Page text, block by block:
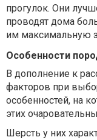
прогулок. Они
проводят дома
им максимальную
Особенности
В дополнение к
факторов при
особенностей, на
этих
Шерсть у них